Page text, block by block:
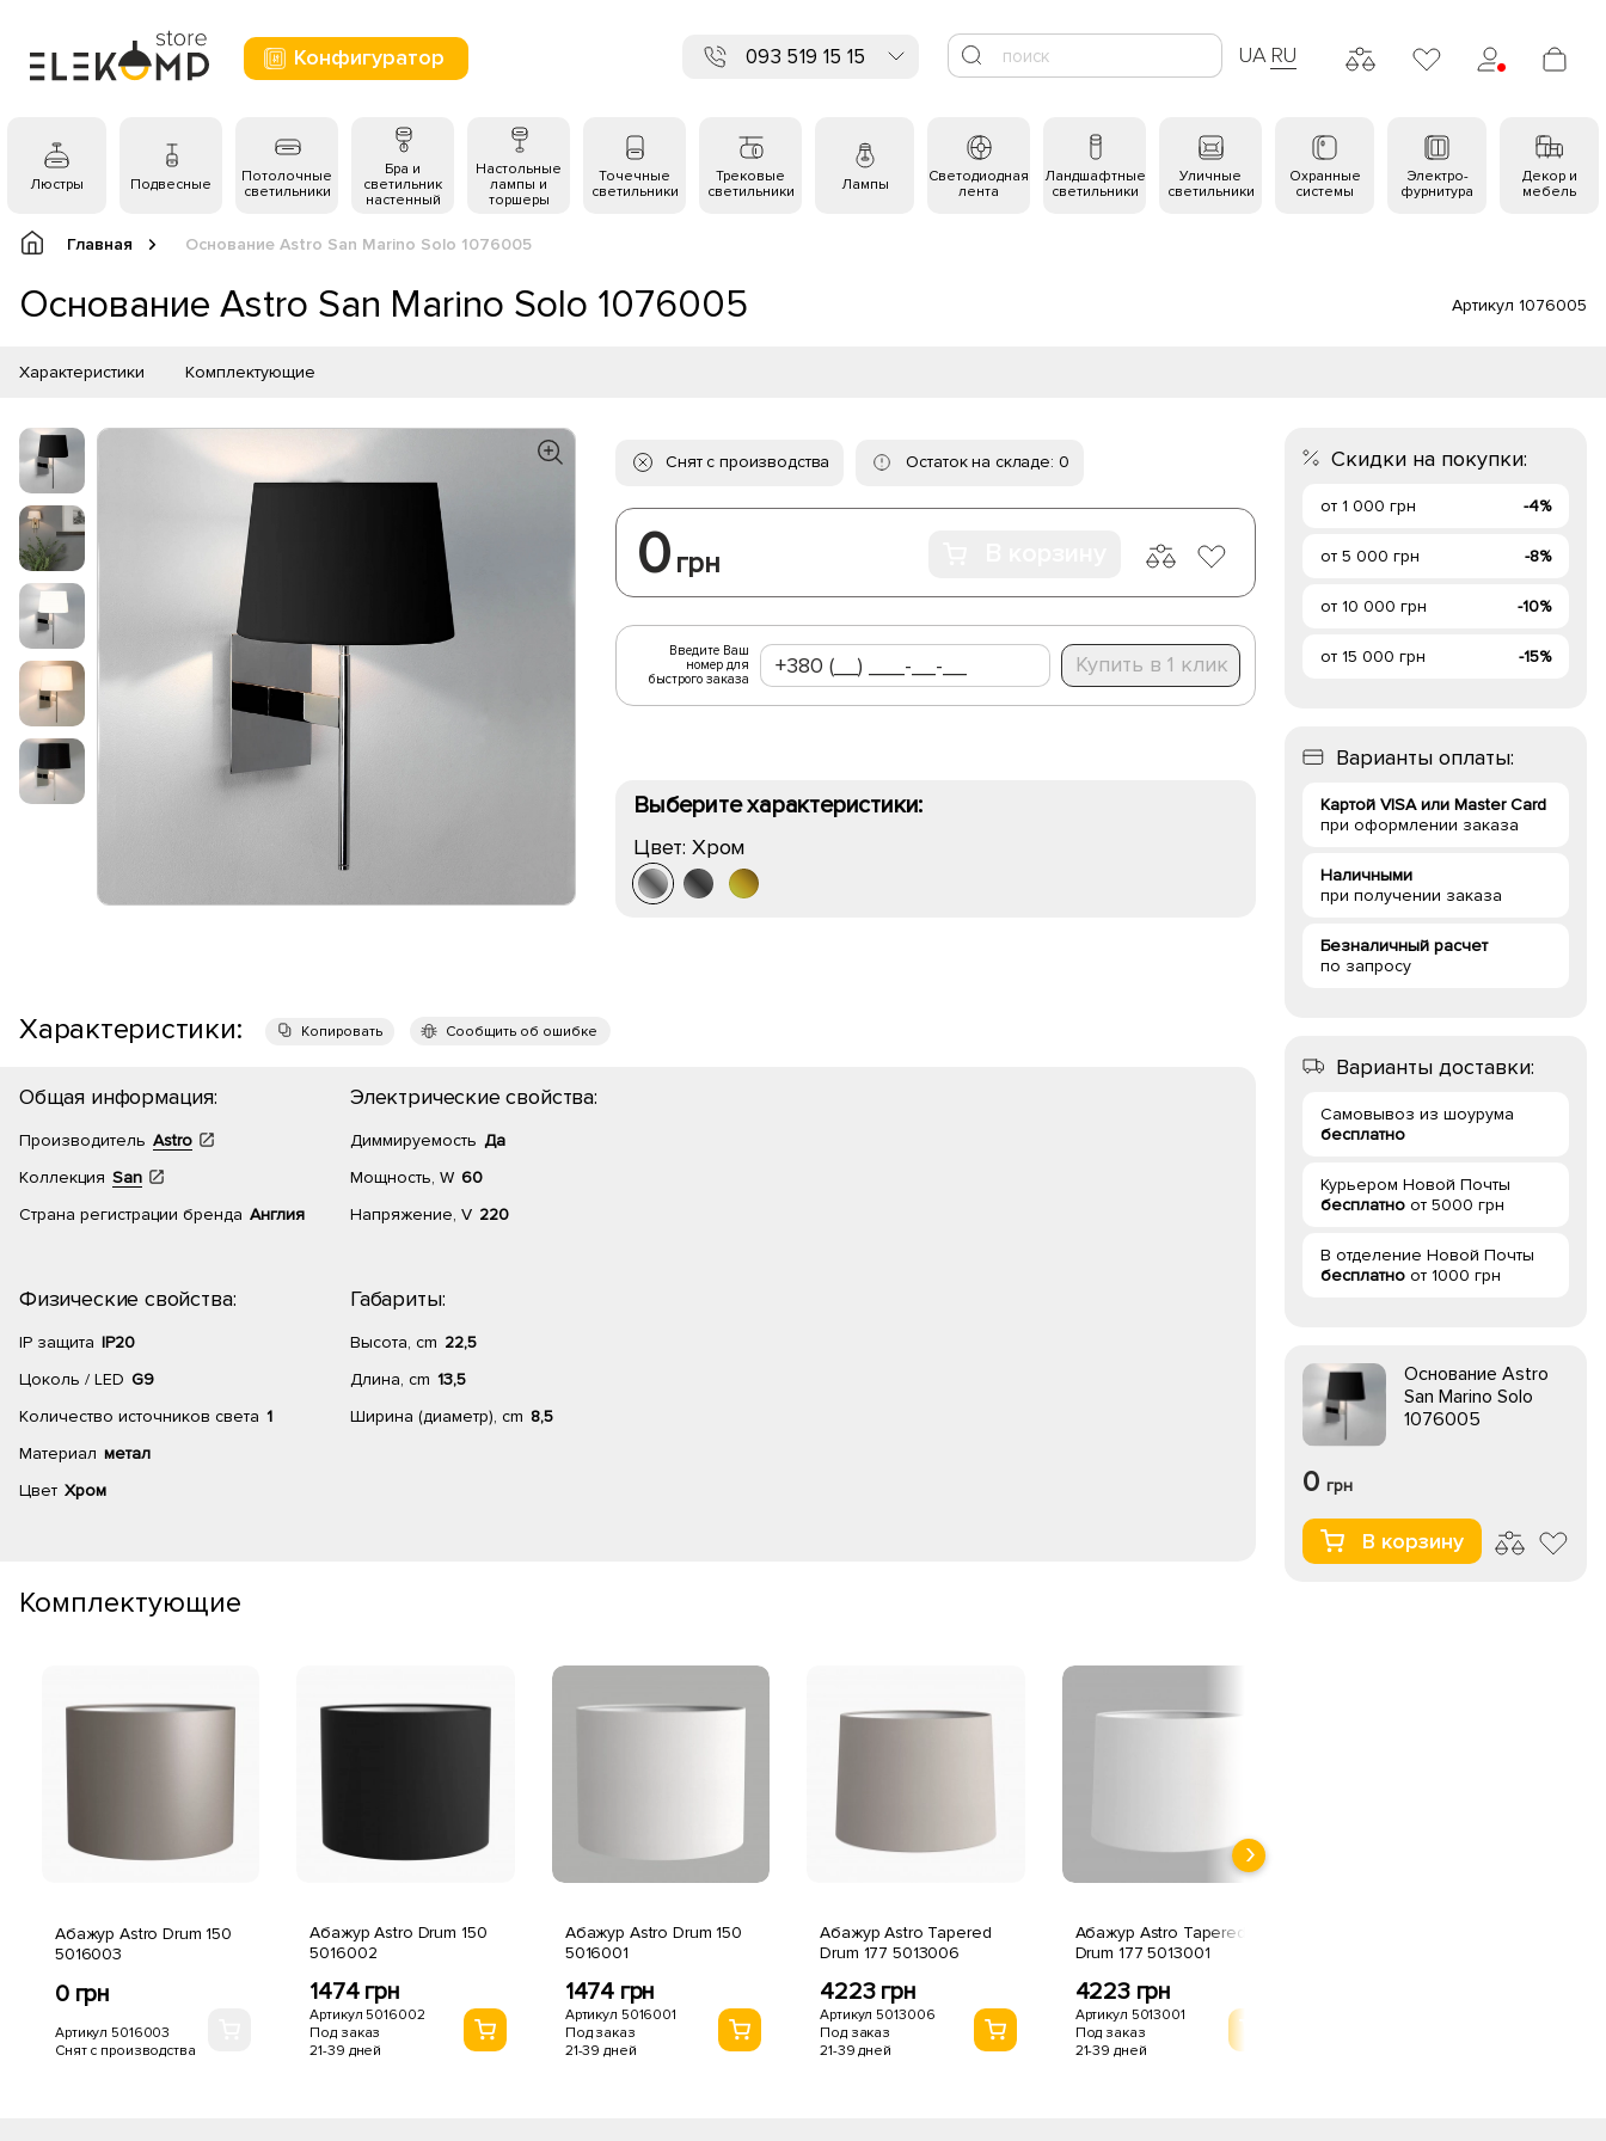
Конфигуратор 093 519 15 15 UA RU
Люстры Подвесные
Потолочные
светильники
Бра и
светильник
настенный
Настольные
лампы и
торшеры
Точечные
светильники
Трековые
светильники
Лампы
Светодиодная
лента
Ландшафтные
светильники
Уличные
светильники
Охранные
системы
Электро-
фурнитура
Декор и
мебель
Главная Основание Astro San Marino Solo 1076005
Основание Astro San Marino Solo 1076005 Артикул 1076005
Характеристики Комплектующие
Снят с производства Остаток на складе: 0
0 грн
Введите Ваш
номер для
быстрого заказа
Купить в 1 клик
Выберите характеристики:
Цвет: Хром
Характеристики: Копировать Сообщить об ошибке
Общая информация:
Производитель Astro
Коллекция San
Страна регистрации бренда Англия
Физические свойства:
IP защита IP20
Цоколь / LED G9
Количество источников света 1
Материал метал
Цвет Хром
Электрические свойства:
Диммируемость Да
Мощность, W 60
Напряжение, V 220
Габариты:
Высота, cm 22,5
Длина, cm 13,5
Ширина (диаметр), cm 8,5
Комплектующие
Абажур Astro Drum 150
5016003
0 грн
Артикул 5016003
Снят с производства
Абажур Astro Drum 150
5016002
1474 грн
Артикул 5016002
Под заказ
21-39 дней
Абажур Astro Drum 150
5016001
1474 грн
Артикул 5016001
Под заказ
21-39 дней
Абажур Astro Tapered
Drum 177 5013006
4223 грн
Артикул 5013006
Под заказ
21-39 дней
Абажур Astro Tapered
Drum 177 5013001
4223 грн
Артикул 5013001
Под заказ
21-39 дней
Скидки на покупки:
от 1 000 грн -4%
от 5 000 грн -8%
от 10 000 грн -10%
от 15 000 грн -15%
Варианты оплаты:
Картой VISA или Master Card
при оформлении заказа
Наличными
при получении заказа
Безналичный расчет
по запросу
Варианты доставки:
Самовывоз из шоурума
бесплатно
Курьером Новой Почты
бесплатно от 5000 грн
В отделение Новой Почты
бесплатно от 1000 грн
Основание Astro
San Marino Solo
1076005
0 грн
В корзину